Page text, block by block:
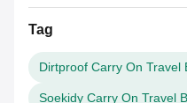
Tag
Dirtproof Carry On Travel
Soekidy Carry On Travel